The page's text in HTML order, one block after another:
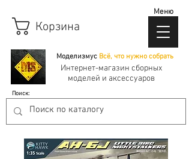
Моделизмус Всё, что нужно собрать
Корзина
Интернет-магазин сборных
моделей и аксессуаров
Поиск:
Меню